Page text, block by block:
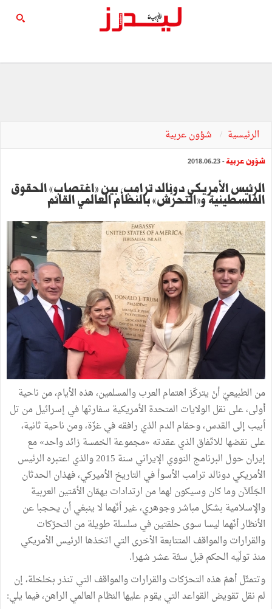
الرئيسية شؤون عربية
شؤون عربية- 2018.06.23
الرئيس الأمريكي دونالد ترامب, بين »اغتصاب« الحقوق
الفلسطينية و»التحرّش« بالنظام العالمي القائم
من الطبيعيّ أنْ يتركّز اهتمام العرب والمسلمين، هذه الأيام، من ناحية
أولى، على نقل الولايات المتحدة الأمريكية سفارتَها في إسرائيل من تل
أبيب إلى القدس، وحمّام الدم الذي رافقه في غزّة، ومن ناحية ثانية،
على نقضها للاتّفاق الذي عقدته «مجموعة الخمسة زائد واحد» مع
إيران حول البرنامج النووي الإيراني سنة 2015 والذي اعتبره الرئيس
الأمريكي دونالد ترامب الأسوأ في التاريخ الأميركي، فهذان الحدثان
الجَلَلاَن وما كان وسيكون لهما من ارتدادات يهمّان الأمّتين العربية
والإسلامية بشكل مباشر وجوهري، غير أنّهما لا ينبغي أن يحجبا عن
الأنظار أنّهما ليسا سوى حلقتين في سلسلة طويلة من التحرّكات
والقرارات والمواقف المتتابعة الأخرى التي اتخذها الرئيس الأمريكي
منذ تولّيه الحكم قبل ستّة عشر شهرا.
وتتمثّل أهمّ هذه التحرّكات والقرارات والمواقف التي تنذر بخلخلة، إن
لم نقل تقويض القواعد التي يقوم عليها النظام العالمي الراهن، فيما يلي: